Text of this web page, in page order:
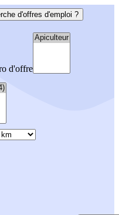
d'offres d'emploi ?
d'offre